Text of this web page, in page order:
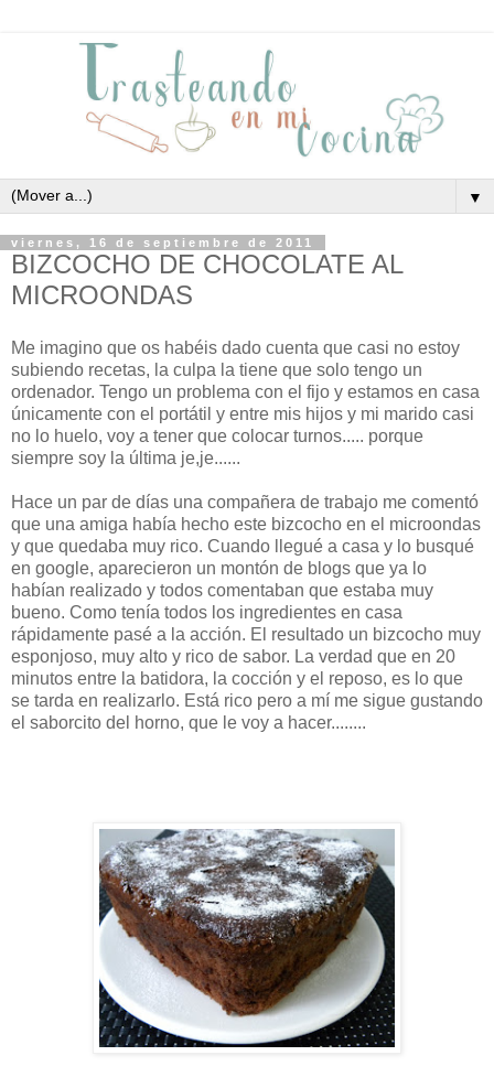
▼
viernes, 16 de septiembre de 2011
BIZCOCHO DE CHOCOLATE AL
MICROONDAS
Me imagino que os habéis dado cuenta que casi no estoy
subiendo recetas, la culpa la tiene que solo tengo un
ordenador. Tengo un problema con el fijo y estamos en casa
únicamente con el portátil y entre mis hijos y mi marido casi
no lo huelo, voy a tener que colocar turnos..... porque
siempre soy la última je,je......
Hace un par de días una compañera de trabajo me comentó
que una amiga había hecho este bizcocho en el microondas
y que quedaba muy rico. Cuando llegué a casa y lo busqué
en google, aparecieron un montón de blogs que ya lo
habían realizado y todos comentaban que estaba muy
bueno. Como tenía todos los ingredientes en casa
rápidamente pasé a la acción. El resultado un bizcocho muy
esponjoso, muy alto y rico de sabor. La verdad que en 20
minutos entre la batidora, la cocción y el reposo, es lo que
se tarda en realizarlo. Está rico pero a mí me sigue gustando
el saborcito del horno, que le voy a hacer........